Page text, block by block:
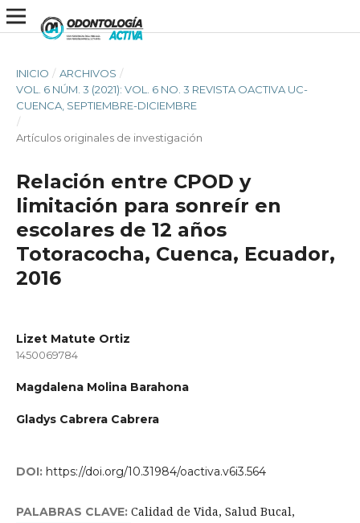
INICIO / ARCHIVOS /
VOL. 6 NÚM. 3 (2021): VOL. 6 NO. 3 REVISTA OACTIVA UC-
CUENCA, SEPTIEMBRE-DICIEMBRE
/
Artículos originales de investigación
Relación entre CPOD y
limitación para sonreír en
escolares de 12 años
Totoracocha, Cuenca, Ecuador,
2016
Lizet Matute Ortiz
1450069784
Magdalena Molina Barahona
Gladys Cabrera Cabrera
DOI: https://doi.org/10.31984/oactiva.v6i3.564
PALABRAS CLAVE: Calidad de Vida, Salud Bucal,